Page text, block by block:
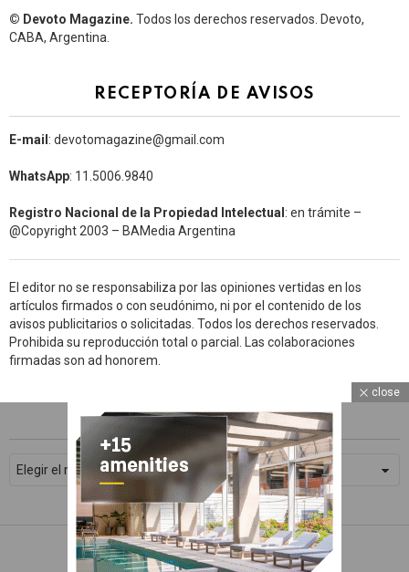
© Devoto Magazine. Todos los derechos reservados. Devoto,
CABA, Argentina.
RECEPTORÍA DE AVISOS
E-mail: devotomagazine@gmail.com
WhatsApp: 11.5006.9840
Registro Nacional de la Propiedad Intelectual: en trámite –
@Copyright 2003 – BAMedia Argentina
El editor no se responsabiliza por las opiniones vertidas en los
artículos firmados o con seudónimo, ni por el contenido de los
avisos publicitarios o solicitadas. Todos los derechos reservados.
Prohibida su reproducción total o parcial. Las colaboraciones
firmadas son ad honorem.
ARCHIVOS
© 2026 Devoto Magazine
WhatsApp
Facebook
close